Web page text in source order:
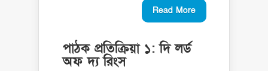
Read More
পাঠক প্রতিক্রিয়া ১: দি লর্ড
অফ দ্য রিংস